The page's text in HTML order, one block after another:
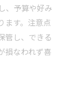
、予算や好み
ます。注意点
管し、できる
損なわれず喜